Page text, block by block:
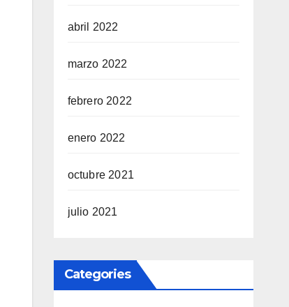
abril 2022
marzo 2022
febrero 2022
enero 2022
octubre 2021
julio 2021
Categories